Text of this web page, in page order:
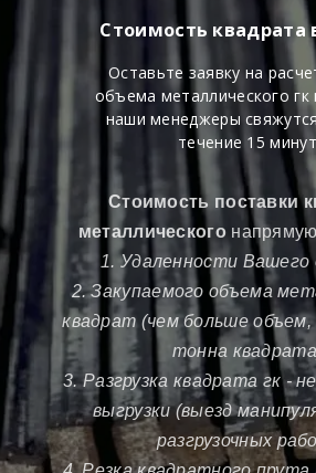
Стоимость квадрата
Оставьте заявку на
объема металлического гк
наши менеджеры
течение 15 минут
Стоимость поставки
металлического
1. Удаленности Вашего
2. Закупаемого объема
квадрат (чем больше
тонна
3. Разгрузка квадрата гк -
выгрузки (выезд
разгрузочных